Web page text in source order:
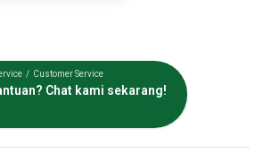
/ Customer Service
Chat kami sekarang!